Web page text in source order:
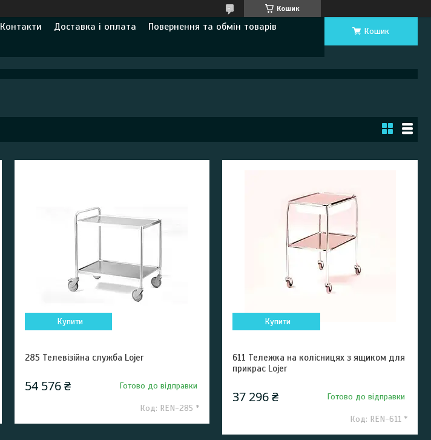
Кошик
Контакти Доставка і оплата
Повернення та обмін товарів
Кошик
Купити
285 Телевізійна служба Lojer
54 576 ₴ Готово до відправки
REN-285 *
Купити
611 Тележка на колісницях з ящиком для
прикрас Lojer
37 296 ₴ Готово до відправки
REN-611 *